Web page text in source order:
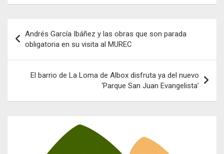
de
entradas
Andrés García Ibáñez y las obras que son parada
obligatoria en su visita al MUREC
El barrio de La Loma de Albox disfruta ya del nuevo
‘Parque San Juan Evangelista’